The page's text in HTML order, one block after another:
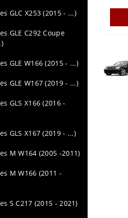
4 F32-F33-F36
4 M4 F82/F83
M4 G82-G83
5 E34 (1987 - 1996)
5 E39 (1995 - 2003)
5 E60-E61 (2003-
5 F10-F11 (2010-
GLC X253 (2015 - ...)
GLE C292 Coupe
GLE W166 (2015 - ...)
GLE W167 (2019 - ...)
GLS X166 (2016 -
GLS X167 (2019 - ...)
M W164 (2005 -2011)
M W166 (2011 -
S C217 (2015 - 2021)